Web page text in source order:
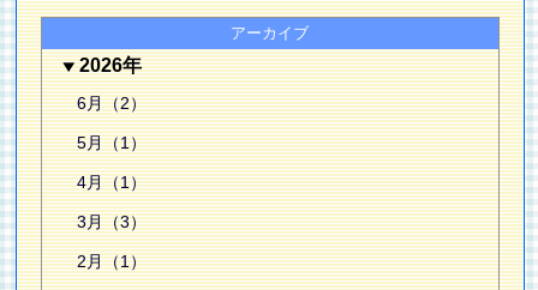
アーカイブ
2026年
6月（2）
5月（1）
4月（1）
3月（3）
2月（1）